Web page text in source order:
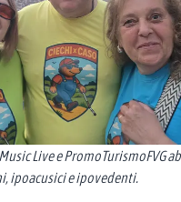
Live e PromoTurismoFVG
ipoacusici e ipovedenti.